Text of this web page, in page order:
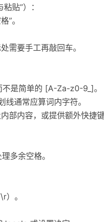
贴”）：
”。
需要手工再敲回车。
是简单的 [A-Za-z0-9_]。
通常应算词内字符。
部内容，或提供额外快捷
多余空格。
。